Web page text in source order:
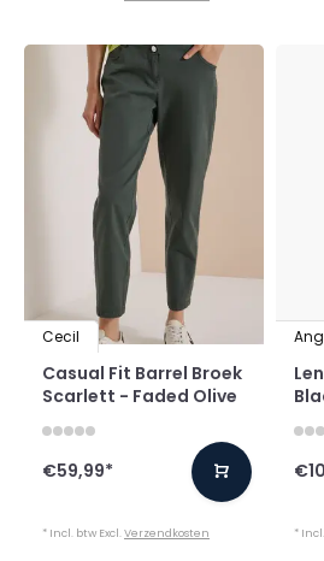
Cecil
Casual Fit Barrel Broek
Scarlett - Faded Olive
€59,99*
* Incl. btw Excl. Verzendkosten *